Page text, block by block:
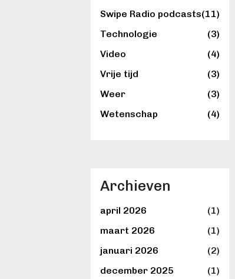
Swipe Radio podcasts(11)
Technologie
(3)
Video
(4)
Vrije tijd
(3)
Weer
(3)
Wetenschap
(4)
Archieven
april 2026
(1)
maart 2026
(1)
januari 2026
(2)
december 2025
(1)